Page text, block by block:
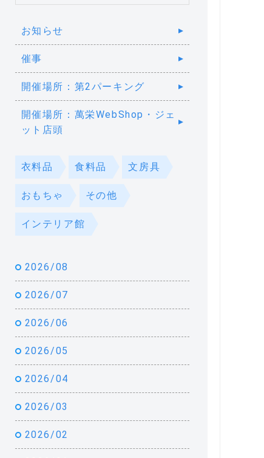
お知らせ
催事
開催場所：第2パーキング
開催場所：萬栄WebShop・ジェ
ット店頭
衣料品 食料品 文房具
おもちゃ その他
インテリア館
2026/08
2026/07
2026/06
2026/05
2026/04
2026/03
2026/02